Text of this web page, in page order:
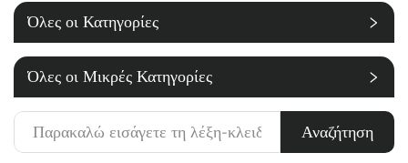
Όλες οι Κατηγορίες
Όλες οι Μικρές Κατηγορίες
Αναζήτηση